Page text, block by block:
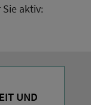
aktiv:
UND